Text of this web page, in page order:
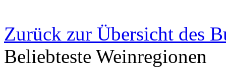
Zurück zur Übersicht des
Beliebteste Weinregionen